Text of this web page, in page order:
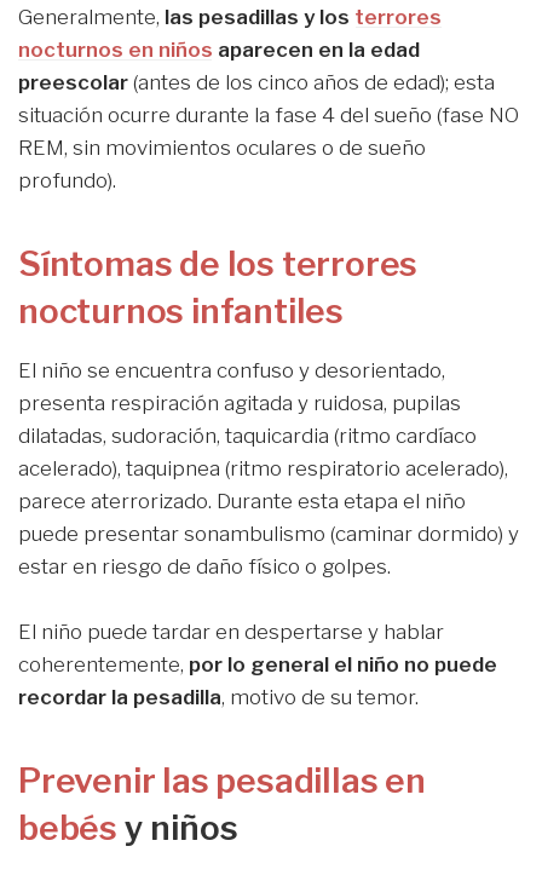
Generalmente, las pesadillas y los terrores
nocturnos en niños aparecen en la edad
preescolar (antes de los cinco años de edad); esta
situación ocurre durante la fase 4 del sueño (fase NO
REM, sin movimientos oculares o de sueño
profundo).
Síntomas de los terrores
nocturnos infantiles
El niño se encuentra confuso y desorientado,
presenta respiración agitada y ruidosa, pupilas
dilatadas, sudoración, taquicardia (ritmo cardíaco
acelerado), taquipnea (ritmo respiratorio acelerado),
parece aterrorizado. Durante esta etapa el niño
puede presentar sonambulismo (caminar dormido) y
estar en riesgo de daño físico o golpes.
El niño puede tardar en despertarse y hablar
coherentemente, por lo general el niño no puede
recordar la pesadilla, motivo de su temor.
Prevenir las pesadillas en
bebés y niños